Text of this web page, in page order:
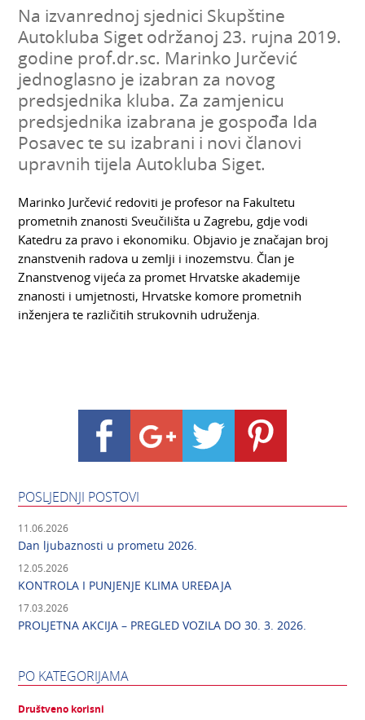
Na izvanrednoj sjednici Skupštine
Autokluba Siget održanoj 23. rujna 2019.
godine prof.dr.sc. Marinko Jurčević
jednoglasno je izabran za novog
predsjednika kluba. Za zamjenicu
predsjednika izabrana je gospođa Ida
Posavec te su izabrani i novi članovi
upravnih tijela Autokluba Siget.
Marinko Jurčević redoviti je profesor na Fakultetu
prometnih znanosti Sveučilišta u Zagrebu, gdje vodi
Katedru za pravo i ekonomiku. Objavio je značajan broj
znanstvenih radova u zemlji i inozemstvu. Član je
Znanstvenog vijeća za promet Hrvatske akademije
znanosti i umjetnosti, Hrvatske komore prometnih
inženjera te različitih strukovnih udruženja.
POSLJEDNJI POSTOVI
11.06.2026
Dan ljubaznosti u prometu 2026.
12.05.2026
KONTROLA I PUNJENJE KLIMA UREĐAJA
17.03.2026
PROLJETNA AKCIJA – PREGLED VOZILA DO 30. 3. 2026.
PO KATEGORIJAMA
Društveno korisni